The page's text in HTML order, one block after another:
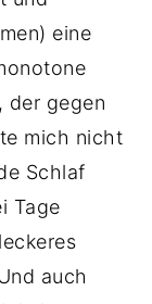
eine
der gegen
mich nicht
Schlaf
Tage
auch